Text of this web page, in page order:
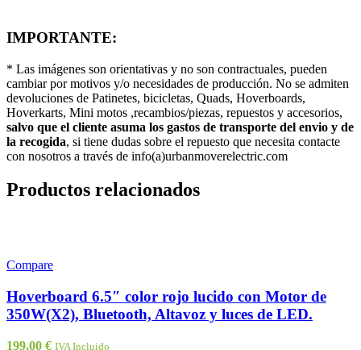
IMPORTANTE:
* Las imágenes son orientativas y no son contractuales, pueden
cambiar por motivos y/o necesidades de producción. No se admiten
devoluciones de Patinetes, bicicletas, Quads, Hoverboards,
Hoverkarts, Mini motos ,recambios/piezas, repuestos y accesorios,
salvo que el cliente asuma los gastos de transporte del envio y de
la recogida, si tiene dudas sobre el repuesto que necesita contacte
con nosotros a través de info(a)urbanmoverelectric.com
Productos relacionados
Compare
Hoverboard 6.5″ color rojo lucido con Motor de
350W(X2), Bluetooth, Altavoz y luces de LED.
199,00 € IVA Incluido